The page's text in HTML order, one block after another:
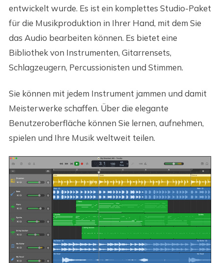
entwickelt wurde. Es ist ein komplettes Studio-Paket
für die Musikproduktion in Ihrer Hand, mit dem Sie
das Audio bearbeiten können. Es bietet eine
Bibliothek von Instrumenten, Gitarrensets,
Schlagzeugern, Percussionisten und Stimmen.
Sie können mit jedem Instrument jammen und damit
Meisterwerke schaffen. Über die elegante
Benutzeroberfläche können Sie lernen, aufnehmen,
spielen und Ihre Musik weltweit teilen.